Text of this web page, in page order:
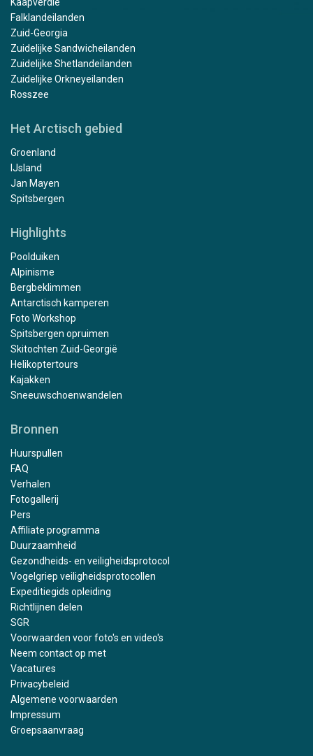
Falklandeilanden
Zuid-Georgia
Zuidelijke Sandwicheilanden
Zuidelijke Shetlandeilanden
Zuidelijke Orkneyeilanden
Rosszee
Het Arctisch gebied
Groenland
IJsland
Jan Mayen
Spitsbergen
Highlights
Poolduiken
Alpinisme
Bergbeklimmen
Antarctisch kamperen
Foto Workshop
Spitsbergen opruimen
Skitochten Zuid-Georgië
Helikoptertours
Kajakken
Sneeuwschoenwandelen
Bronnen
Huurspullen
FAQ
Verhalen
Fotogallerij
Pers
Affiliate programma
Duurzaamheid
Gezondheids- en veiligheidsprotocol
Vogelgriep veiligheidsprotocollen
Expeditiegids opleiding
Richtlijnen delen
SGR
Voorwaarden voor foto's en video's
Neem contact op met
Vacatures
Privacybeleid
Algemene voorwaarden
Impressum
Groepsaanvraag